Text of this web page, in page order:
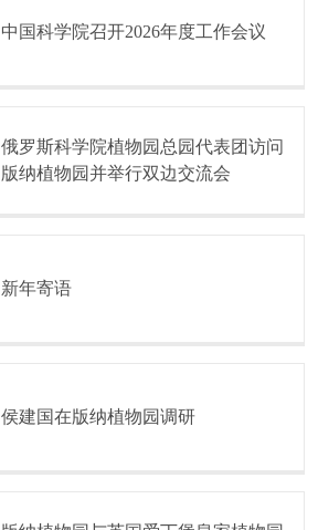
中国科学院召开2026年度工作会议
俄罗斯科学院植物园总园代表团访问
版纳植物园并举行双边交流会
新年寄语
侯建国在版纳植物园调研